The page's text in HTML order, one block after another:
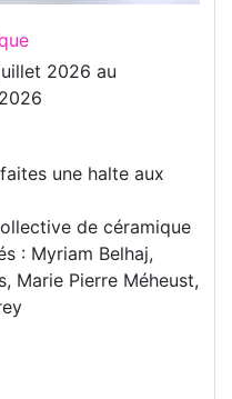
2026 au
une halte aux
de céramique
: Myriam Belhaj,
Marie Pierre Méheust,